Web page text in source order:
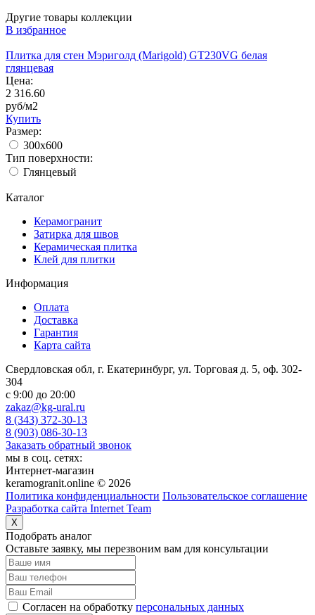
Другие товары коллекции
В избранное
Плитка для стен Мэриголд (Marigold) GT230VG белая
глянцевая
Цена:
2 316.60
руб/м2
Купить
Размер:
300x600
Тип поверхности:
Глянцевый
Каталог
Керамогранит
Затирка для швов
Керамическая плитка
Клей для плитки
Информация
Оплата
Доставка
Гарантия
Карта сайта
Свердловская обл, г. Екатеринбург, ул. Торговая д. 5, оф. 302-
304
c 9:00 до 20:00
zakaz@kg-ural.ru
8 (343) 372-30-13
8 (903) 086-30-13
Заказать обратный звонок
мы в соц. сетях:
Интернет-магазин
keramogranit.online © 2026
Политика конфиденциальности Пользовательское соглашение
Разработка сайта Internet Team
X
Подобрать аналог
Оставьте заявку, мы перезвоним вам для консультации
Согласен на обработку персональных данных